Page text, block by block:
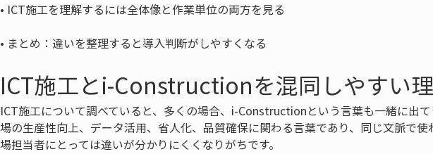
•
• まとめ：違いを整理すると導入判断がしやすくなる
ICT施工とi-Constructionを混同しやすい
ICT施工について調べていると、多くの場合、i-Constructionという言葉も一緒に出
場の生産性向上、データ活用、省人化、品質確保に関わる言葉であり、同じ文脈で
場担当者にとっては違いが分かりにくくなりがちです。